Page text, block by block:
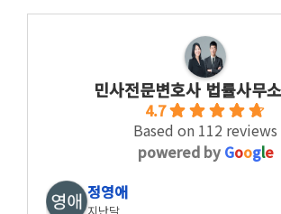
민사전문변호사 법률사무
4.7
Based on 112 reviews
powered by Google
정영애